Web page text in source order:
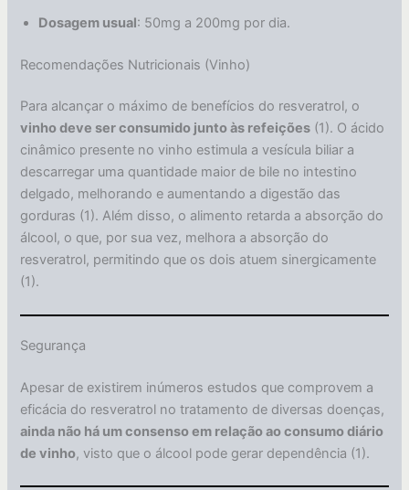
Dosagem usual: 50mg a 200mg por dia.
Recomendações Nutricionais (Vinho)
Para alcançar o máximo de benefícios do resveratrol, o
vinho deve ser consumido junto às refeições (1). O ácido
cinâmico presente no vinho estimula a vesícula biliar a
descarregar uma quantidade maior de bile no intestino
delgado, melhorando e aumentando a digestão das
gorduras (1). Além disso, o alimento retarda a absorção do
álcool, o que, por sua vez, melhora a absorção do
resveratrol, permitindo que os dois atuem sinergicamente
(1).
Segurança
Apesar de existirem inúmeros estudos que comprovem a
eficácia do resveratrol no tratamento de diversas doenças,
ainda não há um consenso em relação ao consumo diário
de vinho, visto que o álcool pode gerar dependência (1).